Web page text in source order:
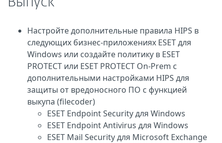
Настройте дополнительные правила HIPS в
следующих бизнес-приложениях ESET для
Windows или создайте политику в ESET
PROTECT или ESET PROTECT On-Prem с
дополнительными настройками HIPS для
защиты от вредоносного ПО с функцией
выкупа (filecoder)
ESET Endpoint Security для Windows
ESET Endpoint Antivirus для Windows
ESET Mail Security для Microsoft Exchange